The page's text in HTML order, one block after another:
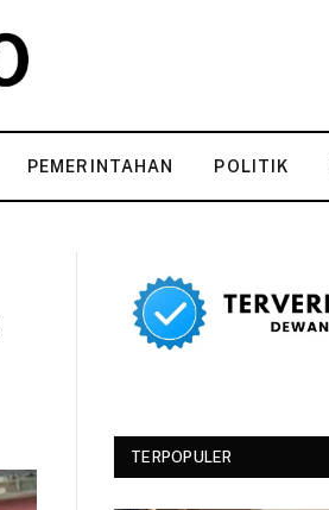
PEMERINTAHAN POLITIK
TERPOPULER